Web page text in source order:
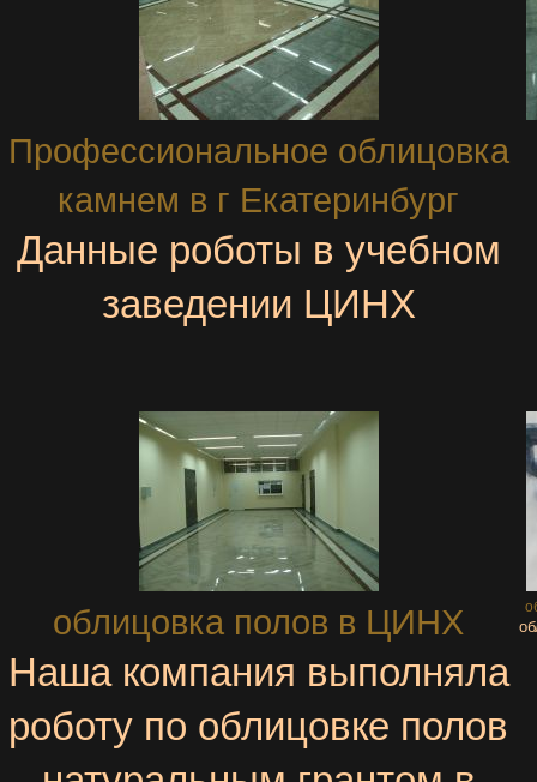
Профессиональное облицовка
камнем в г Екатеринбург
Данные роботы в учебном
заведении ЦИНХ
облицовка полов в ЦИНХ
Наша компания выполняла
роботу по облицовке полов